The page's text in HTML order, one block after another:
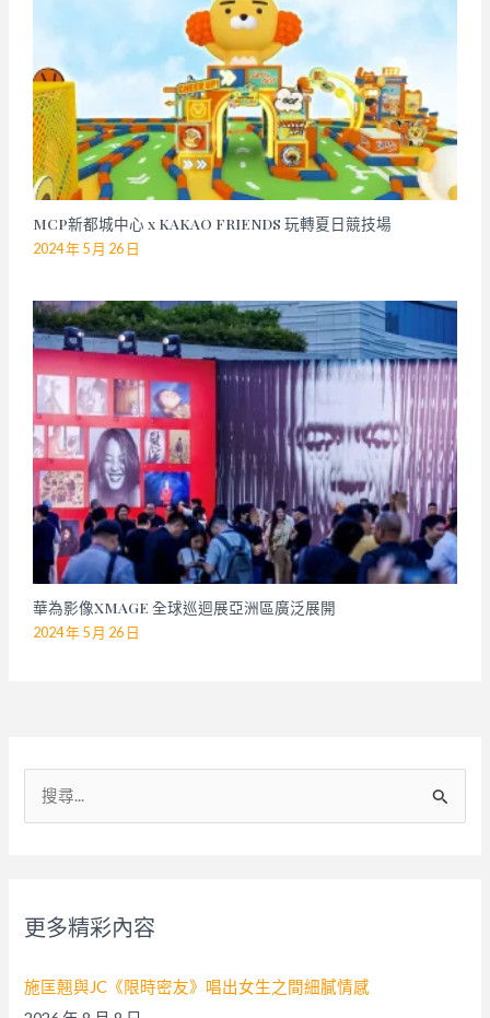
MCP新都城中心 x KAKAO FRIENDS 玩轉夏日競技場
2024 年 5 月 26 日
華為影像XMAGE 全球巡迴展亞洲區廣泛展開
2024 年 5 月 26 日
:
更多精彩內容
施匡翹與JC《限時密友》唱出女生之間細膩情感